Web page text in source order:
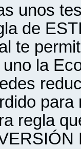
unos
de
te
uno la
para
regla